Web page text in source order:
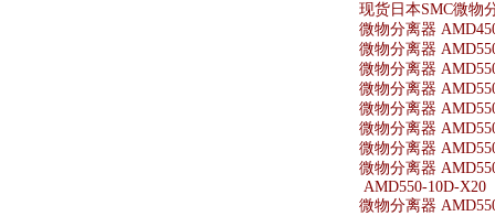
现货日本SMC微物
微物分离器
微物分离器
微物分离器
微物分离器
微物分离器
微物分离器
微物分离器
微物分离器
AMD550-10D-X20
微物分离器